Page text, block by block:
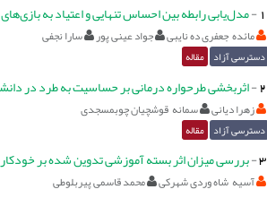
1
-مدل‌یابی رابطه بین احساس تنهایی و اعتیاد به
مائده جعفری ده نایبی جواد عینی پور سارا نجفی
دسترسی آزاد مقاله
2
-اثربخشی طرحواره درمانی بر حساسیت به طرد در
زهرا دیانی سمانه قوشچیان چوبمسجدی
دسترسی آزاد مقاله
3
-بررسی میزان اثر بسته آموزشی تدوین شده بر
آسیه شاه وردی شهرکی محمد قاسمی پیربلوطی